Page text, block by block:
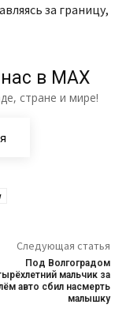
за границу,
в МАХ
стране и мире!
Следующая статья
Под Волгоградом
мальчик за
авто сбил насмерть
малышку